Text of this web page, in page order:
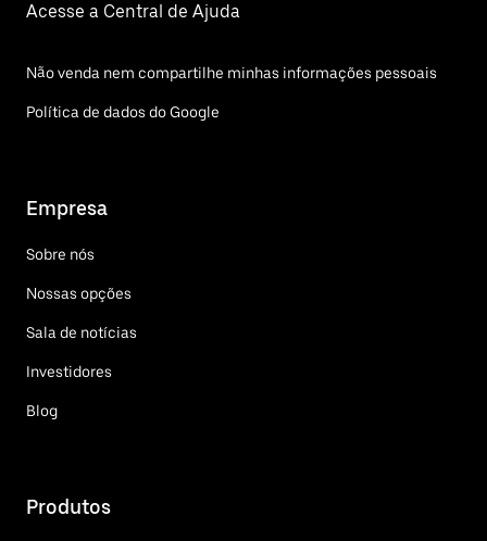
Acesse a Central de Ajuda
Não venda nem compartilhe minhas informações pessoais
Política de dados do Google
Empresa
Sobre nós
Nossas opções
Sala de notícias
Investidores
Blog
Produtos